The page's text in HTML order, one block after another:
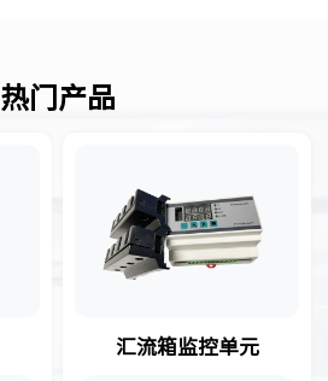
热门产品
汇流箱监控单元